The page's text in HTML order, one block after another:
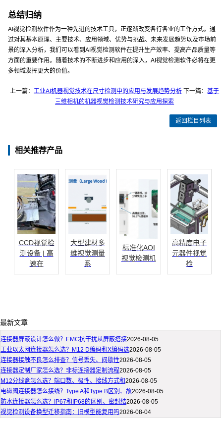
总结归纳
AI视觉检测软件作为一种先进的技术工具，正逐渐改变各行各业的工作方式。通
过对其基本原理、主要技术、应用领域、优势与挑战、未来发展趋势以及市场前
景的深入分析，我们可以看到AI视觉检测软件在提升生产效率、提高产品质量等
方面的重要作用。随着技术的不断进步和应用的深入，AI视觉检测软件必将在更
多领域发挥更大的价值。
上一篇：工业AI机器视觉技术在尺寸检测中的应用与发展趋势分析 下一篇：基于
三维相机的机器视觉检测技术研究与应用探索
返回栏目列表
相关推荐产品
CCD视觉检
测设备 | 高
速在
大型建材多
维视觉测量
系
标准化AOI
视觉检测机
高精度电子
元器件视觉
检
最新文章
连接器屏蔽设计怎么做？EMC抗干扰从屏蔽搭接2026-08-05
工业以太网连接器怎么选？M12 D编码和X编码选2026-08-05
连接器接触不良怎么排查？信号丢失、间歇性2026-08-05
连接器定制厂家怎么选？非标连接器定制流程2026-08-05
M12分线盒怎么选？端口数、极性、接线方式和2026-08-05
电磁阀连接器怎么接线？Type A和Type B区别、故2026-08-05
防水连接器怎么选？IP67和IP68的区别、密封结2026-08-05
视觉检测设备换型迁移指南：旧模型能复用吗2026-08-04